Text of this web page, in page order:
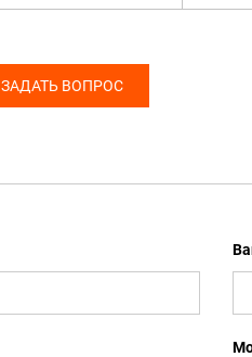
ЗАДАТЬ ВОПРОС